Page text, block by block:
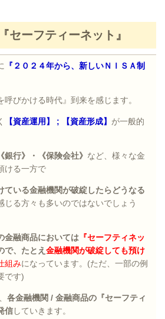
セーフティーネット』
『２０２４年から、新しいＮＩＳＡ制
びかける時代』到来を感じます。
【資産運用】 ; 【資産形成】 が一般的
銀行》・《保険会社》 など、様々な金
ける一方で
ている金融機関が破綻したらどうなる
じる方々も多いのではないでしょう
金融商品においては 『セーフティネッ
で、たとえ 金融機関が破綻しても預け
組みになっています。 (ただ、一部の例
です)
各金融機関 / 金融商品の『セーフティ
信していきます。